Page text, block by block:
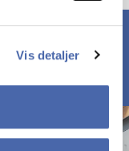
Vis detaljer